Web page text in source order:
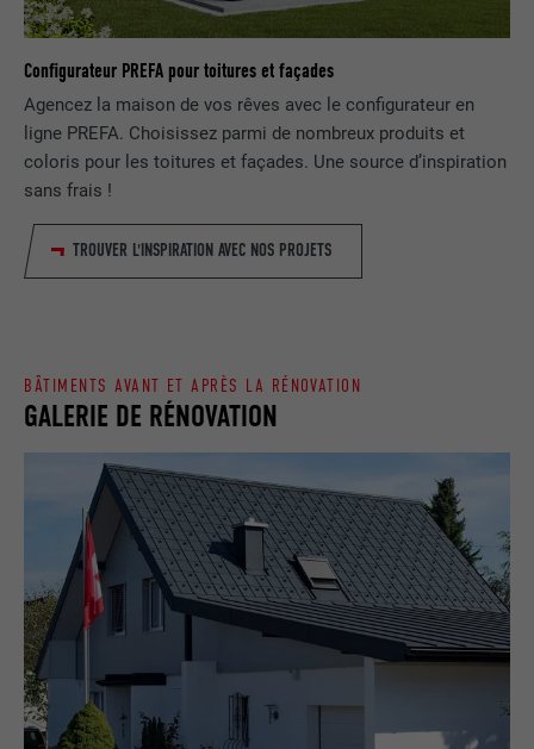
Configurateur PREFA pour toitures et façades
Agencez la maison de vos rêves avec le configurateur en
ligne PREFA. Choisissez parmi de nombreux produits et
coloris pour les toitures et façades. Une source d’inspiration
sans frais !
TROUVER L'INSPIRATION AVEC NOS PROJETS
GALERIE DE RÉNOVATION
BÂTIMENTS AVANT ET APRÈS LA RÉNOVATION
UTILITÉ
pour générer des données statistiques
sur la manière dont l'utilisateur utilise le
site Internet.
UTILITÉ
Est placé afin de tester si le navigateur
autorise l'utilisation de cookies. Ne
contient aucun élément d'identification.
NOM lang
EXPIRATION Session
l'utilisateur pour un site Internet.
EXPIRATION Session
UTILITÉ
Internet contient une fenêtre « Suivez-
nous » intégrée.
NOM bcookie
EXPIRATION